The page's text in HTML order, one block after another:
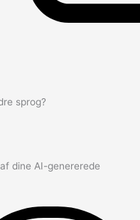
sprog?
dine AI-genererede